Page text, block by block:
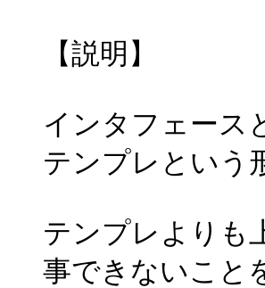
【説明】
インタフェース
テンプレという
テンプレよりも
事できないこと